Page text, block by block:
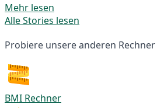
Mehr lesen
Alle Stories lesen
Probiere unsere anderen Rechner
BMI Rechner